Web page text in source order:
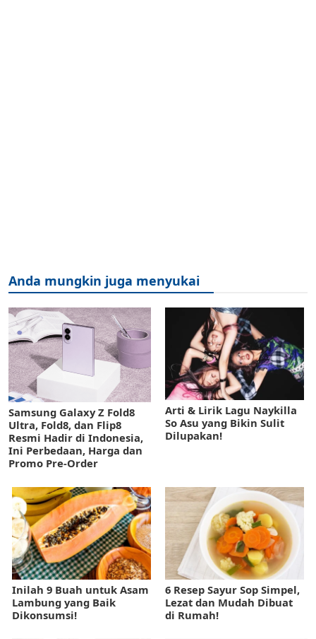
Anda mungkin juga menyukai
Samsung Galaxy Z Fold8
Ultra, Fold8, dan Flip8
Resmi Hadir di Indonesia,
Ini Perbedaan, Harga dan
Promo Pre-Order
Arti & Lirik Lagu Naykilla
So Asu yang Bikin Sulit
Dilupakan!
Inilah 9 Buah untuk Asam
Lambung yang Baik
Dikonsumsi!
6 Resep Sayur Sop Simpel,
Lezat dan Mudah Dibuat
di Rumah!